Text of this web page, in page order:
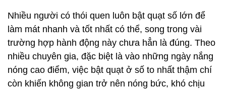
Nhiều người có thói quen luôn bật quạt số lớn để
làm mát nhanh và tốt nhất có thể, song trong vài
trường hợp hành động này chưa hẳn là đúng. Theo
nhiều chuyên gia, đặc biệt là vào những ngày nắng
nóng cao điểm, việc bật quạt ở số to nhất thậm chí
còn khiến không gian trở nên nóng bức, khó chịu